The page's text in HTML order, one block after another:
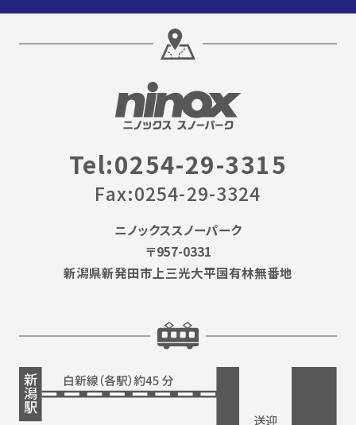
Tel:0254-29-3315
Fax:0254-29-3324
ニノックススノーパーク
〒957-0331
新潟県新発田市上三光大平国有林無番地